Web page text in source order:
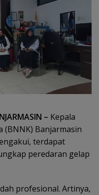
– Kepala
(BNNK) Banjarmasin
terdapat
peredaran gelap
profesional. Artinya,